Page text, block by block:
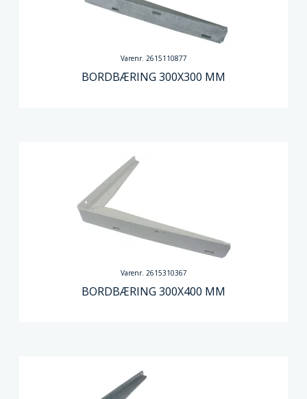
Varenr. 2615110877
BORDBÆRING 300X300 MM
Varenr. 2615310367
BORDBÆRING 300X400 MM